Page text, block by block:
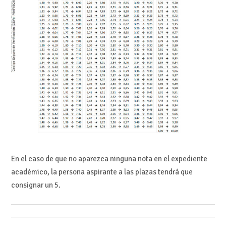
En el caso de que no aparezca ninguna nota en el expediente
académico, la persona aspirante a las plazas tendrá que
consignar un 5.